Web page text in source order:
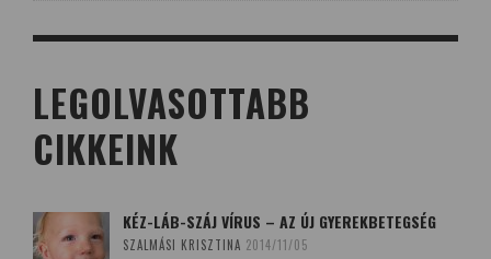
LEGOLVASOTTABB
CIKKEINK
KÉZ-LÁB-SZÁJ VÍRUS – AZ ÚJ GYEREKBETEGSÉG
SZALMÁSI KRISZTINA 2014/11/05